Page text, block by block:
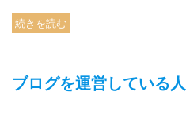
続きを読む
ブログを運営している人